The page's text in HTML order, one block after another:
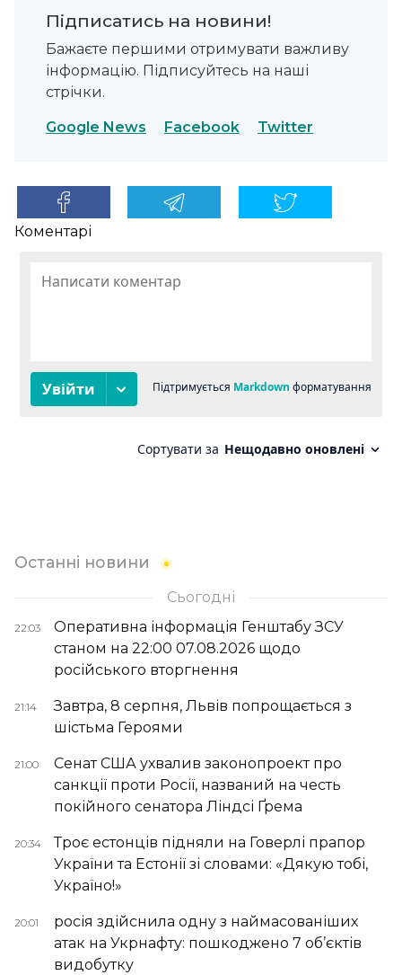
Підписатись на новини!
Бажаєте першими отримувати важливу
інформацію. Підписуйтесь на наші
стрічки.
Google News Facebook Twitter
Коментарі
Останні новини
Сьогодні
22:03
Оперативна інформація Генштабу ЗСУ
станом на 22:00 07.08.2026 щодо
російського вторгнення
21:14
Завтра, 8 серпня, Львів попрощається з
шістьма Героями
21:00
Сенат США ухвалив законопроект про
санкції проти Росії, названий на честь
покійного сенатора Ліндсі Ґрема
20:34
Троє естонців підняли на Говерлі прапор
України та Естонії зі словами: «Дякую тобі,
Україно!»
20:01
росія здійснила одну з наймасованіших
атак на Укрнафту: пошкоджено 7 об’єктів
видобутку